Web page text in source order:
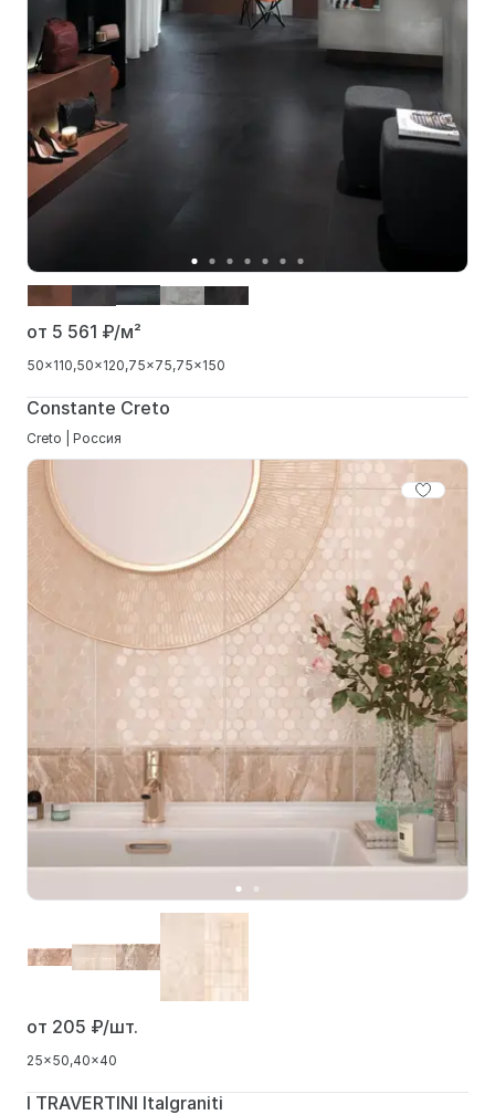
от 5 561 ₽/м²
50x110 50x120 75x75 75x150
Constante Creto
Creto | Россия
от 205 ₽/шт.
25x50 40x40
I TRAVERTINI Italgraniti